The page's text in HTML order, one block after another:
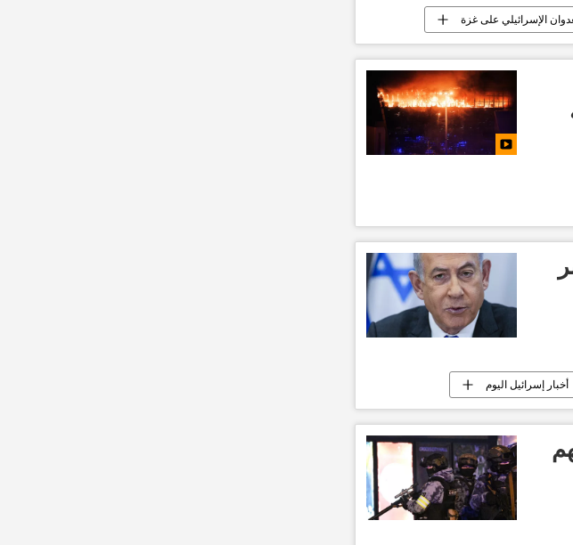
الإسرائيلي على غزة
المتحدة الأمريكية
أخبار إسرائيل اليوم